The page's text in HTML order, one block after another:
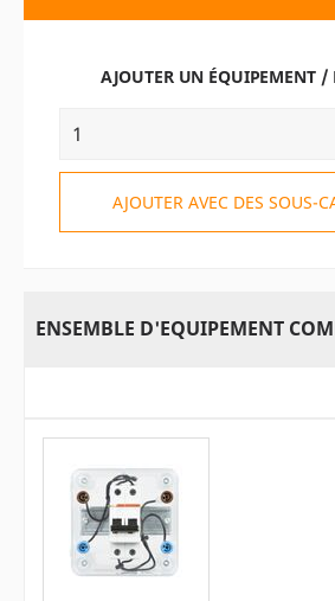
AJOUTER UN ÉQUIPEMENT /
AJOUTER AVEC DES SOUS-
ENSEMBLE D'EQUIPEMENT